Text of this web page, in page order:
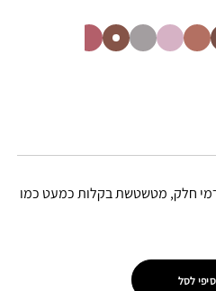
חלק, מטשטשת בקלות כמעט כמו
לסל